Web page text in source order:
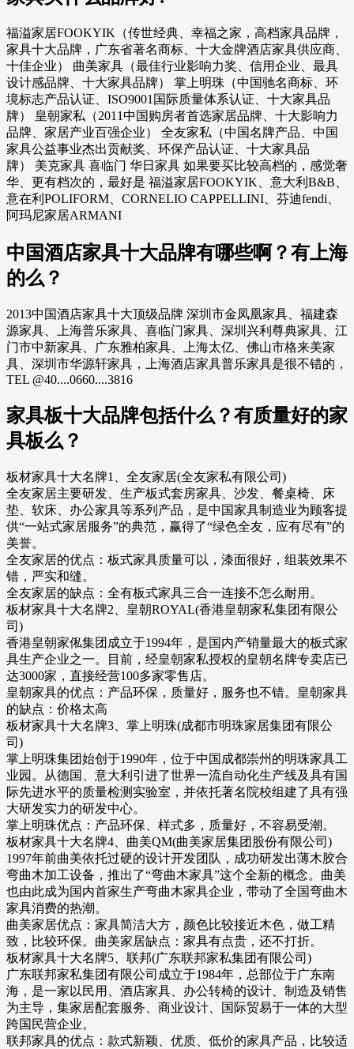
福溢家居FOOKYIK（传世经典、幸福之家，高档家具品牌，
家具十大品牌，广东省著名商标、十大金牌酒店家具供应商、
十佳企业） 曲美家具（最佳行业影响力奖、信用企业、最具
设计感品牌、十大家具品牌） 掌上明珠（中国驰名商标、环
境标志产品认证、ISO9001国际质量体系认证、十大家具品
牌） 皇朝家私（2011中国购房者首选家居品牌、十大影响力
品牌、家居产业百强企业） 全友家私（中国名牌产品、中国
家具公益事业杰出贡献奖、环保产品认证、十大家具品
牌） 美克家具 喜临门 华日家具 如果要买比较高档的，感觉奢
华、更有档次的，最好是 福溢家居FOOKYIK、意大利B&B、
意在利POLIFORM、CORNELIO CAPPELLINI、芬迪fendi、
阿玛尼家居ARMANI
中国酒店家具十大品牌有哪些啊？有上海
的么？
2013中国酒店家具十大顶级品牌 深圳市金凤凰家具、福建森
源家具、上海普乐家具、喜临门家具、深圳兴利尊典家具、江
门市中新家具、广东雅柏家具、上海太亿、佛山市格来美家
具、深圳市华源轩家具，上海酒店家具普乐家具是很不错的，
TEL @40....0660....3816
家具板十大品牌包括什么？有质量好的家
具板么？
板材家具十大名牌1、全友家居(全友家私有限公司)
全友家居主要研发、生产板式套房家具、沙发、餐桌椅、床
垫、软床、办公家具等系列产品，是中国家具制造业为顾客提
供“一站式家居服务”的典范，赢得了“绿色全友，应有尽有”的
美誉。
全友家居的优点：板式家具质量可以，漆面很好，组装效果不
错，严实和缝。
全友家居的缺点：全有板式家具三合一连接不怎么耐用。
板材家具十大名牌2、皇朝ROYAL(香港皇朝家私集团有限公
司)
香港皇朝家俬集团成立于1994年，是国内产销量最大的板式家
具生产企业之一。目前，经皇朝家私授权的皇朝名牌专卖店已
达3000家，直接经营100多家零售店。
皇朝家具的优点：产品环保，质量好，服务也不错。皇朝家具
的缺点：价格太高
板材家具十大名牌3、掌上明珠(成都市明珠家居集团有限公
司)
掌上明珠集团始创于1990年，位于中国成都崇州的明珠家具工
业园。从德国、意大利引进了世界一流自动化生产线及具有国
际先进水平的质量检测实验室，并依托著名院校组建了具有强
大研发实力的研发中心。
掌上明珠优点：产品环保、样式多，质量好，不容易受潮。
板材家具十大名牌4、曲美QM(曲美家居集团股份有限公司)
1997年前曲美依托过硬的设计开发团队，成功研发出薄木胶合
弯曲木加工设备，推出了“弯曲木家具”这个全新的概念。曲美
也由此成为国内首家生产弯曲木家具企业，带动了全国弯曲木
家具消费的热潮。
曲美家居优点：家具简洁大方，颜色比较接近木色，做工精
致，比较环保。曲美家居缺点：家具有点贵，还不打折。
板材家具十大名牌5、联邦(广东联邦家私集团有限公司)
广东联邦家私集团有限公司成立于1984年，总部位于广东南
海，是一家以民用、酒店家具、办公转椅的设计、制造及销售
为主导，集家居配套服务、商业设计、国际贸易于一体的大型
跨国民营企业。
联邦家具的优点：款式新颖、优质、低价的家具产品，比较适